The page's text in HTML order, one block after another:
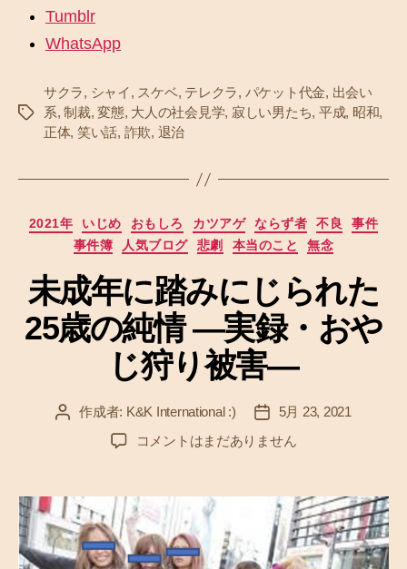
Tumblr
WhatsApp
タ
サクラ, シャイ, スケベ, テレクラ, パケット代金, 出会い
系,制裁,変態, 大人の社会見学, 寂しい男たち, 平成, 昭和,
正体, 笑い話, 詐欺, 退治
カ
テ
リ
ー
2021年 いじめ おもしろ カツアゲ ならず者 不良
事件
事件簿
人気ブログ 悲劇 本当のこと 無念
未成年に踏みにじられた
25歳の純情 ―実録・おや
じ狩り被害―
投 作成者: K&K International :)
投
稿
日
5月 23, 2021
未
に
踏
み
に
コメントはまだありません